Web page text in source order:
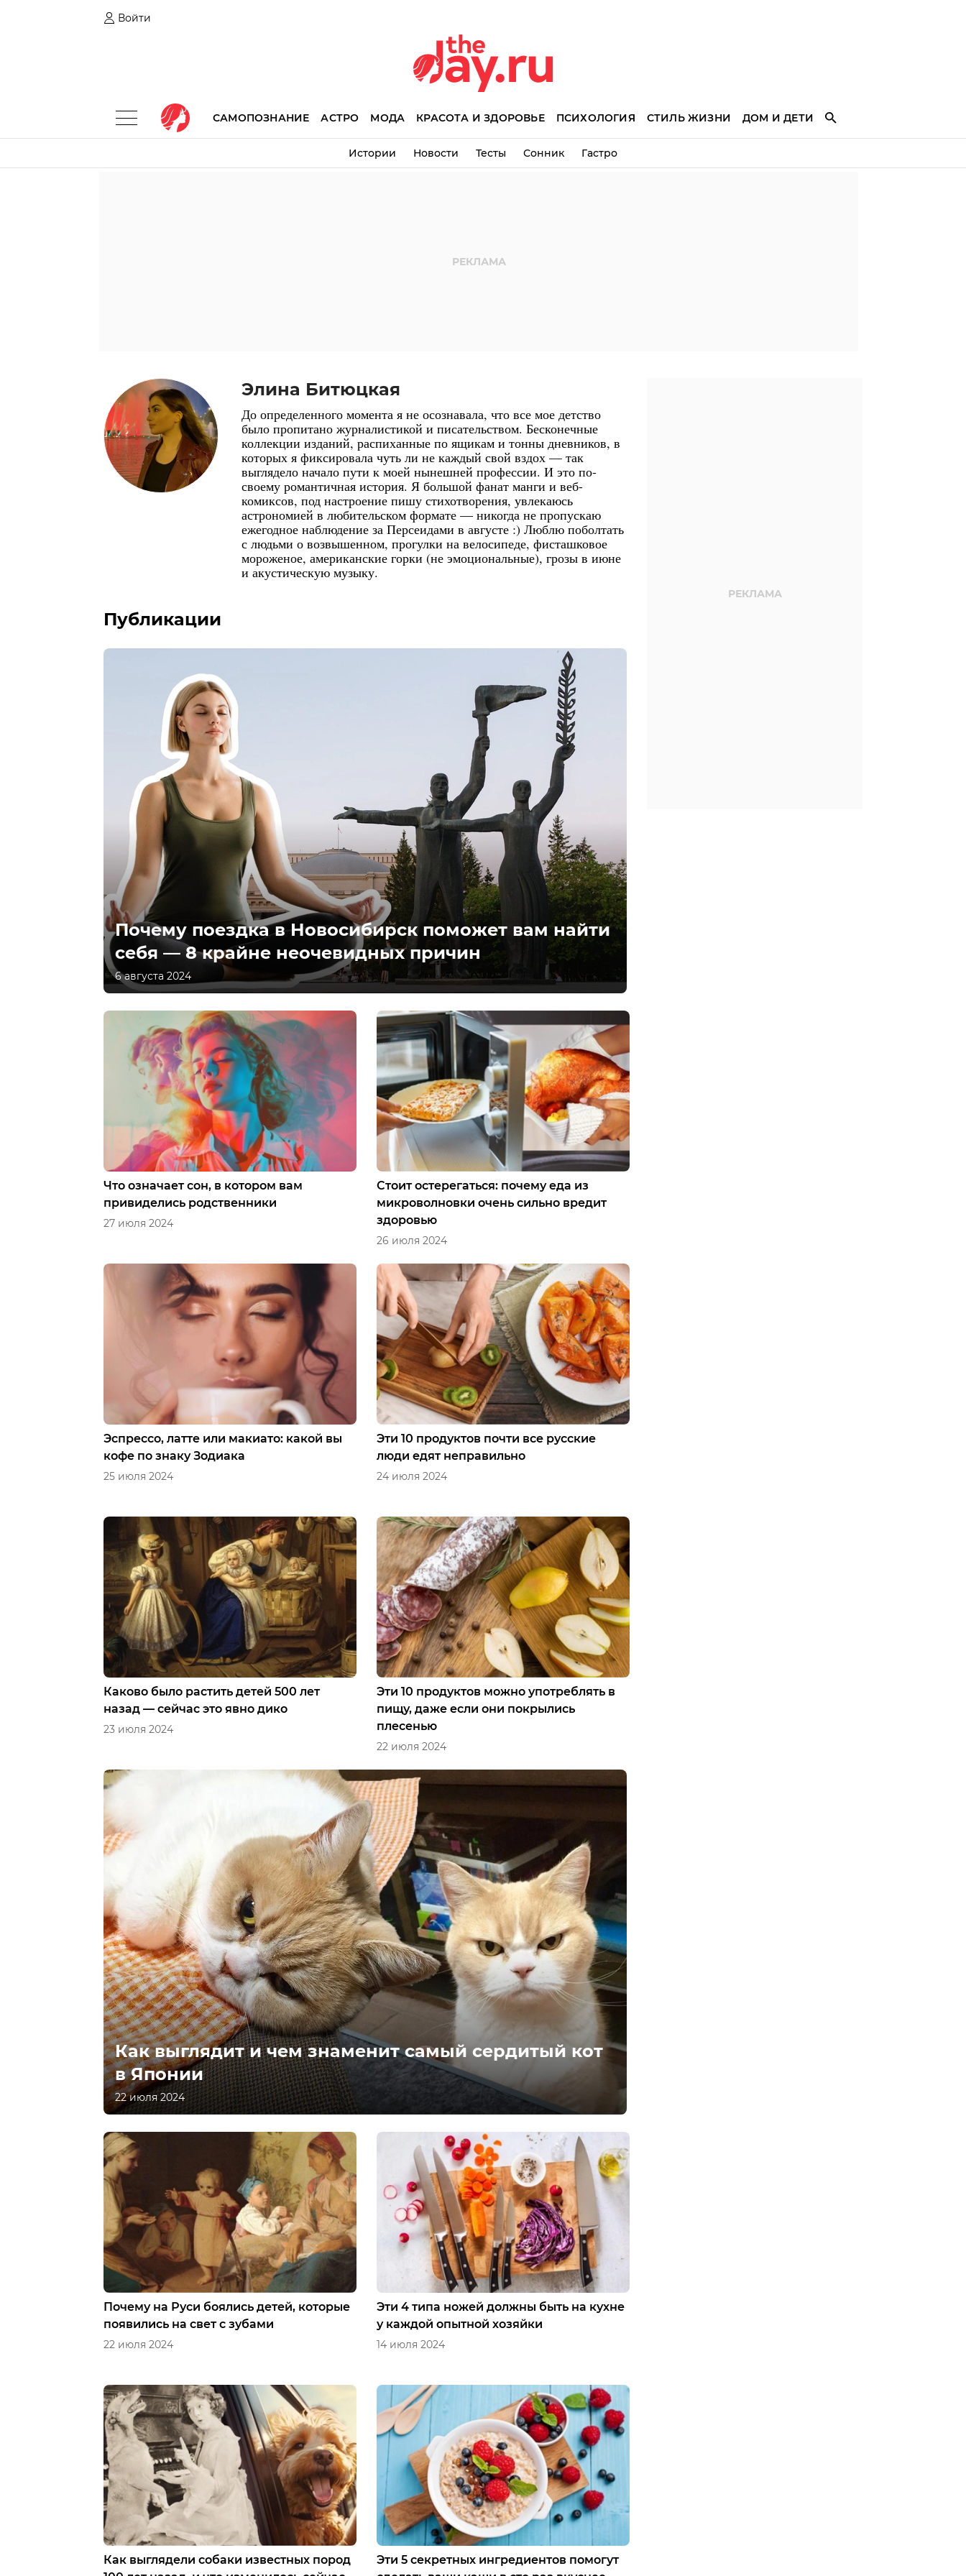
Войти
САМОПОЗНАНИЕ АСТРО МОДА КРАСОТА И ЗДОРОВЬЕ ПСИХОЛОГИЯ СТИЛЬ ЖИЗНИ ДОМ И ДЕТИ
Истории Новости Тесты Сонник Гастро
Элина Битюцкая
До определенного момента я не осознавала, что все мое детство
было пропитано журналистикой и писательством. Бесконечные
коллекции изданий, распиханные по ящикам и тонны дневников, в
которых я фиксировала чуть ли не каждый свой вздох — так
выглядело начало пути к моей нынешней профессии. И это по-
своему романтичная история. Я большой фанат манги и веб-
комиксов, под настроение пишу стихотворения, увлекаюсь
астрономией в любительском формате — никогда не пропускаю
ежегодное наблюдение за Персеидами в августе :) Люблю поболтать
с людьми о возвышенном, прогулки на велосипеде, фисташковое
мороженое, американские горки (не эмоциональные), грозы в июне
и акустическую музыку.
Публикации
Почему поездка в Новосибирск поможет вам найти
себя — 8 крайне неочевидных причин
6 августа 2024
Что означает сон, в котором вам
привиделись родственники
27 июля 2024
Стоит остерегаться: почему еда из
микроволновки очень сильно вредит
здоровью
26 июля 2024
Эспрессо, латте или макиато: какой вы
кофе по знаку Зодиака
25 июля 2024
Эти 10 продуктов почти все русские
люди едят неправильно
24 июля 2024
Каково было растить детей 500 лет
назад — сейчас это явно дико
23 июля 2024
Эти 10 продуктов можно употреблять в
пищу, даже если они покрылись
плесенью
22 июля 2024
Как выглядит и чем знаменит самый сердитый кот
в Японии
22 июля 2024
Почему на Руси боялись детей, которые
появились на свет с зубами
22 июля 2024
Эти 4 типа ножей должны быть на кухне
у каждой опытной хозяйки
14 июля 2024
Как выглядели собаки известных пород
Эти 5 секретных ингредиентов помогут